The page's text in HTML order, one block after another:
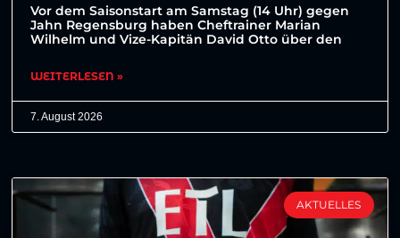
Vor dem Saisonstart am Samstag (14 Uhr) gegen
Jahn Regensburg haben Cheftrainer Marian
Wilhelm und Vize-Kapitän David Otto über den
WEITERLESEN »
7. August 2026
AKTUELLES